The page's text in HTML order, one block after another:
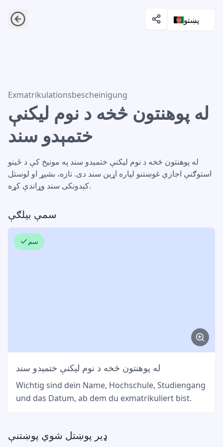
پښتو
له پوهنتون څخه د نوم لیکنې ختمېدو سند
Exmatrikulationsbescheinigung
له پوهنتون څخه د نوم لیکنې
ختمېدو سند
له پوهنتون څخه د نوم لیکنې ختمېدو سند په مونیخ کې د ځینو
استوګنې اجازې غوښتنو لپاره اړین سند دی. تازه، بشپړ او لوستل
کېدونکی سند وړاندې کړه.
سمې بیلګې
سم
له پوهنتون څخه د نوم لیکنې ختمېدو سند
Wichtig sind dein Name, Hochschule, Studiengang
und das Datum, ab dem du exmatrikuliert bist.
ډیر پوښتل شوي پوښتنې